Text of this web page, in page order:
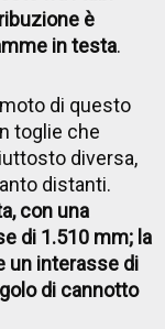
è
in testa.
di questo
toglie che
diversa,
distanti.
con una
di 1.510 mm; la
un interasse di
di cannotto